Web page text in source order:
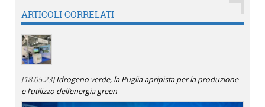
ARTICOLI CORRELATI
[18.05.23]Idrogeno verde, la Puglia apripista per la produzione
e l’utilizzo dell’energia green